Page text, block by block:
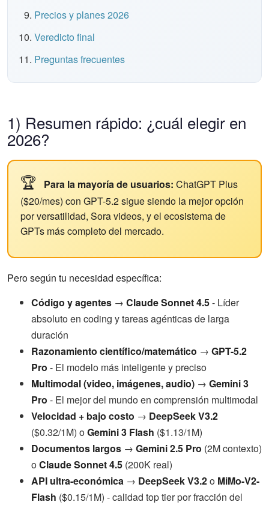
Precios y planes 2026
Veredicto final
Preguntas frecuentes
1) Resumen rápido: ¿cuál elegir en
2026?
🏆 Para la mayoría de usuarios: ChatGPT Plus
($20/mes) con GPT-5.2 sigue siendo la mejor opción
por versatilidad, Sora videos, y el ecosistema de
GPTs más completo del mercado.
Pero según tu necesidad específica:
Código y agentes → Claude Sonnet 4.5- Líder
absoluto en coding y tareas agénticas de larga
duración
Razonamiento científico/matemático → GPT-5.2
Pro - El modelo más inteligente y preciso
Multimodal (video, imágenes, audio) → Gemini 3
Pro - El mejor del mundo en comprensión multimodal
Velocidad + bajo costo → DeepSeek V3.2
($0.32/1M) oGemini 3 Flash ($1.13/1M)
Documentos largos → Gemini 2.5 Pro (2M contexto)
oClaude Sonnet 4.5 (200K real)
API ultra-económica → DeepSeek V3.2o MiMo-V2-
Flash ($0.15/1M) - calidad top tier por fracción del